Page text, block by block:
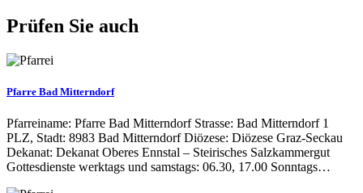
Prüfen Sie auch
Pfarre Bad Mitterndorf
Pfarreiname: Pfarre Bad Mitterndorf Strasse: Bad Mitterndorf 1
PLZ, Stadt: 8983 Bad Mitterndorf Diözese: Diözese Graz-Seckau
Dekanat: Dekanat Oberes Ennstal – Steirisches Salzkammergut
Gottesdienste werktags und samstags: 06.30, 17.00 Sonntags…